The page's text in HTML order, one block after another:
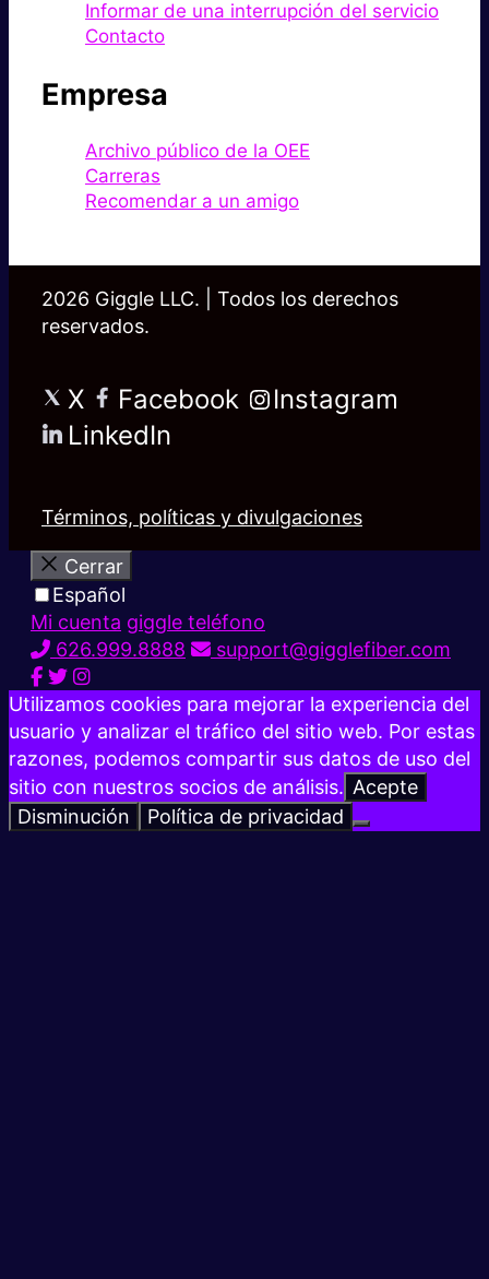
Informar de una interrupción del servicio
Contacto
Empresa
Archivo público de la OEE
Carreras
Recomendar a un amigo
2026 Giggle LLC. | Todos los derechos
reservados.
X Facebook
Instagram
LinkedIn
Términos, políticas y divulgaciones
Cerrar
Español
Mi cuenta giggle teléfono
626.999.8888
support@gigglefiber.com
Utilizamos cookies para mejorar la experiencia del
usuario y analizar el tráfico del sitio web. Por estas
razones, podemos compartir sus datos de uso del
sitio con nuestros socios de análisis. Acepte
Disminución
Política de privacidad